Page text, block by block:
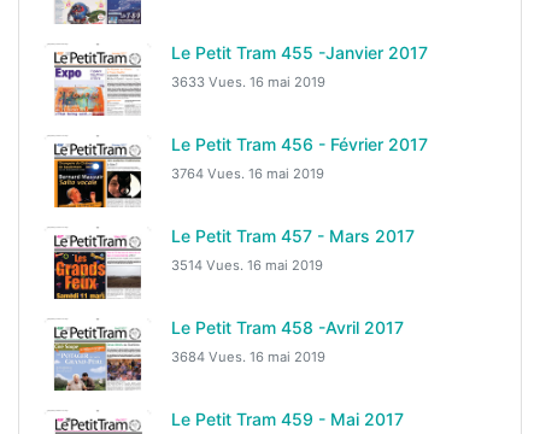
Le Petit Tram 455 -Janvier 2017
3633 Vues. 16 mai 2019
Le Petit Tram 456 - Février 2017
3764 Vues. 16 mai 2019
Le Petit Tram 457 - Mars 2017
3514 Vues. 16 mai 2019
Le Petit Tram 458 -Avril 2017
3684 Vues. 16 mai 2019
Le Petit Tram 459 - Mai 2017